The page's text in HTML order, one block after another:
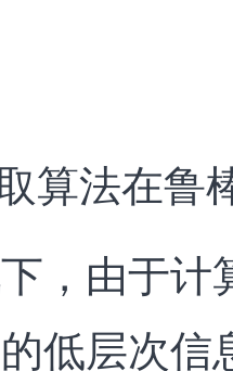
算法在鲁
，由于计
低层次信